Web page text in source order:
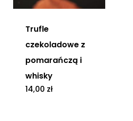
Trufle
czekoladowe z
pomarańczą i
whisky
14,00 zł